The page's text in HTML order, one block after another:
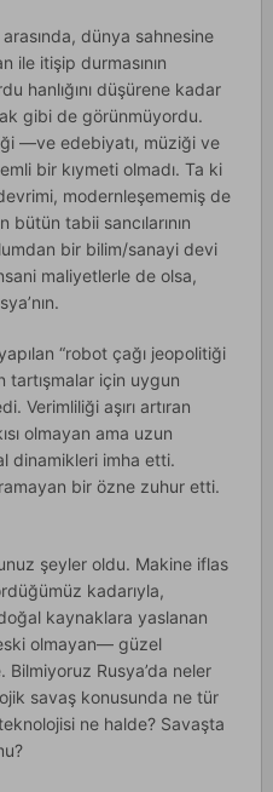
dünya sahnesine
ile itişip durmasının
hanlığını düşürene kadar
gibi de görünmüyordu.
—ve edebiyatı, müziği ve
bir kıymeti olmadı. Ta ki
modernleşememiş de
tabii sancılarının
bir bilim/sanayi devi
maliyetlerle de olsa,
“robot çağı jeopolitiği
tartışmalar için uygun
Verimliliği aşırı artıran
olmayan ama uzun
dinamikleri imha etti.
bir özne zuhur etti.
şeyler oldu. Makine iflas
kadarıyla,
kaynaklara yaslanan
olmayan— güzel
Rusya’da neler
savaş konusunda ne tür
ne halde? Savaşta